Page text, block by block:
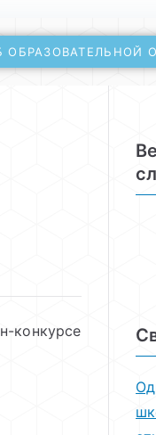
ОБРАЗОВАТЕЛЬНОЙ
конкурсе